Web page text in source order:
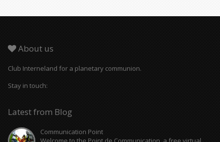
About us
Club Interneland for a planetary communion.
Stay in touch:
Latest from Blog
Communication Point